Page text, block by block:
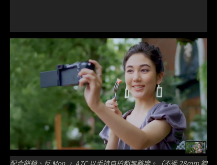
配合餅鏡、反 Mon ， A7C 以手持自拍都無難度。（不過 28mm 夠